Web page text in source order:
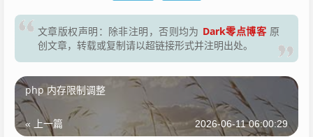
文章版权声明：除非注明，否则均为 Dark零点博客 原
创文章，转载或复制请以超链接形式并注明出处。
php 内存限制调整
« 上一篇 2026-06-11 06:00:29